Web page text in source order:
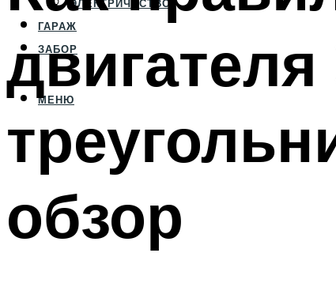
ЭЛЕКТРИЧЕСТВО
ГАРАЖ
ЗАБОР
МЕНЮ
обзор